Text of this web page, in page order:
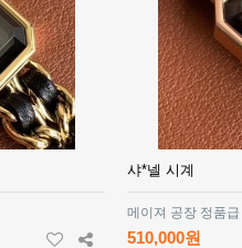
샤*넬 시계
메이져 공장 정품급
510,000원